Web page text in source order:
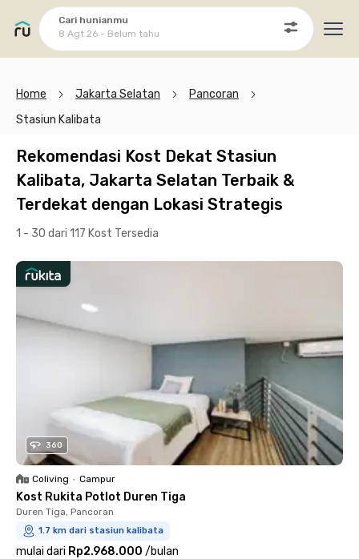
Cari hunianmu
8 Agt 26 - Belum tahu
Home Jakarta Selatan
Pancoran
Stasiun Kalibata
Rekomendasi Kost Dekat Stasiun
Kalibata, Jakarta Selatan Terbaik &
Terdekat dengan Lokasi Strategis
1 - 30 dari 117 Kost Tersedia
360
Coliving • Campur
Kost Rukita Potlot Duren Tiga
Duren Tiga, Pancoran
1.7 km dari stasiun kalibata
mulai dari Rp2.968.000 /bulan